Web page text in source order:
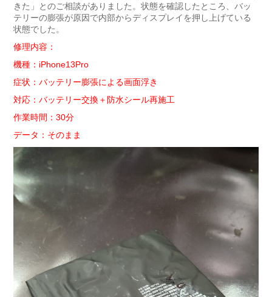
きた」とのご相談がありました。状態を確認したところ、バッ
テリーの膨張が原因で内部からディスプレイを押し上げている
状態でした。
修理内容：
機種：iPhone13Pro
症状：バッテリー膨張による画面浮き
対応：バッテリー交換＋防水シール再施工
作業時間：30分
データ：そのまま